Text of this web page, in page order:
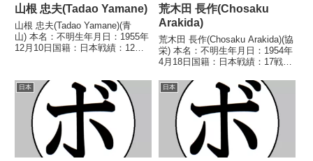
山根 忠夫(Tadao Yamane)
山根 忠夫(Tadao Yamane)(青
山) 本名：不明生年月日：1955年
12月10日国籍：日本戦績：12戦6
○3RTKO 高柳 伸二(国
際)1979/06/25 ○...
荒木田 長作(Chosaku
Arakida)
荒木田 長作(Chosaku Arakida)(協
栄) 本名：不明生年月日：1954年
4月18日国籍：日本戦績：17戦8
なし 【戦歴】1972/08/26
○2RKO 成田 正一(中
日)1972/09/...
日本 日本